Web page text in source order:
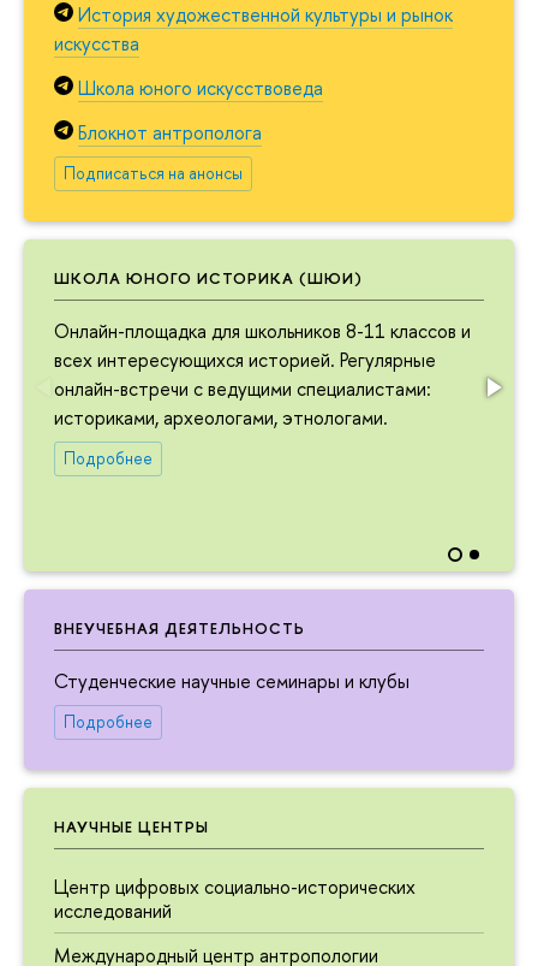
История художественной культуры и рынок
искусства
Школа юного искусствоведа
Блокнот антрополога
Подписаться на анонсы
ШКОЛА ЮНОГО ИСТОРИКА (ШЮИ)
Онлайн-площадка для школьников 8-11 классов и
всех интересующихся историей. Регулярные
онлайн-встречи с ведущими специалистами:
историками, археологами, этнологами.
Подробнее
ВНЕУЧЕБНАЯ ДЕЯТЕЛЬНОСТЬ
Студенческие научные семинары и клубы
Подробнее
НАУЧНЫЕ ЦЕНТРЫ
Центр цифровых социально-исторических
исследований
Международный центр антропологии